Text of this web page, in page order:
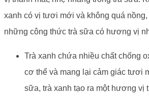
xanh có vị tươi mới và không quá
những công thức trà sữa có hương vị
Trà xanh chứa nhiều chất chống
cơ thể và mang lại cảm giác tươi
sữa, trà xanh tạo ra một hương vị